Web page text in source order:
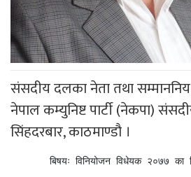
संसदीय दलका नेता तथा सम्माननिय
नेपाल कम्युनिष्ट पार्टी (नेकपा)
सिंहदरबार, काठमाण्डौ ।
बिषयः विनियोजन विधेयक २०७७